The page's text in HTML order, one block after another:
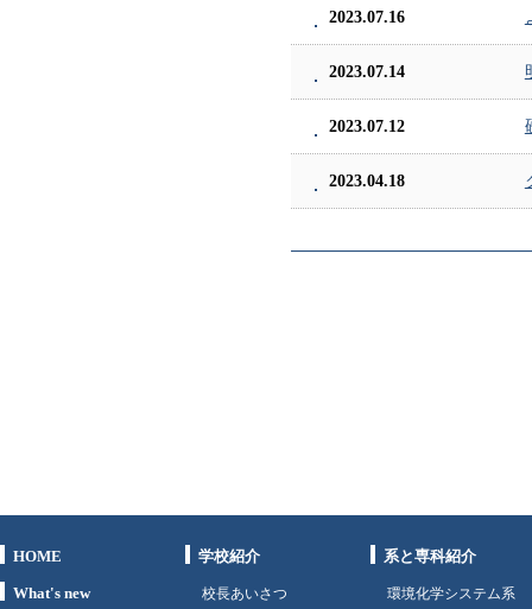
2023.07.16
2023.07.14
2023.07.12
2023.04.18
HOME
What's new
学校紹介
校長あいさつ
系と専科紹介
環境化学システム系